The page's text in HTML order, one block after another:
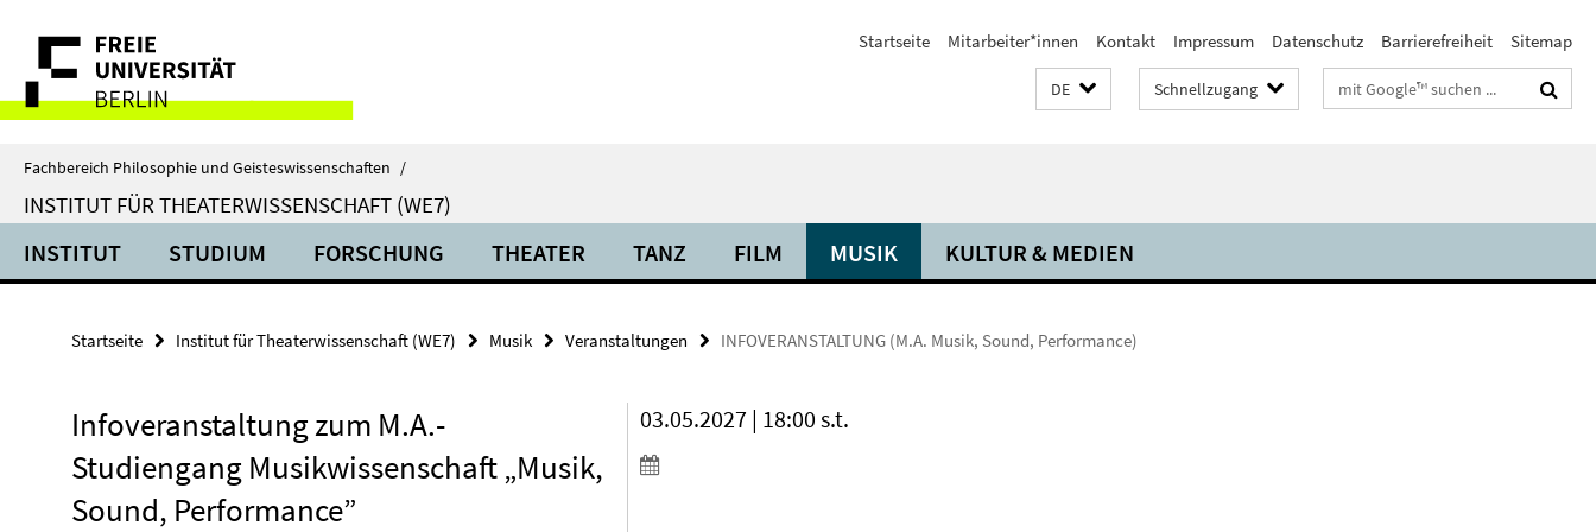
direkt
Inhalt
Service-
Navigation
Startseite Mitarbeiter*innen Kontakt Impressum Datenschutz Barrierefreiheit Sitemap
DE Schnellzugang Suchbegriffe
Fachbereich Philosophie und Geisteswissenschaften /
INSTITUT FÜR THEATERWISSENSCHAFT (WE7)
INSTITUT STUDIUM FORSCHUNG THEATER TANZ FILM MUSIK KULTUR & MEDIEN
Startseite Institut für Theaterwissenschaft (WE7) Musik Veranstaltungen INFOVERANSTALTUNG (M.A. Musik, Sound, Performance)
Infoveranstaltung zum M.A.-
Studiengang Musikwissenschaft „Musik,
Sound, Performance”
03.05.2027 | 18:00 s.t.